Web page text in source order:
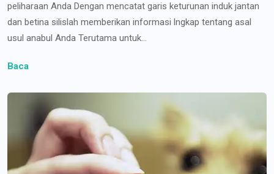
peliharaan Anda Dengan mencatat garis keturunan induk jantan
dan betina silislah memberikan informasi lngkap tentang asal
usul anabul Anda Terutama untuk...
Baca